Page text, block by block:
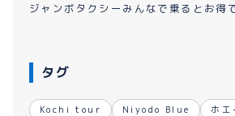
ジャンボタクシーみんなで乗るとお得
タグ
Kochi tour Niyodo Blue
ホエ